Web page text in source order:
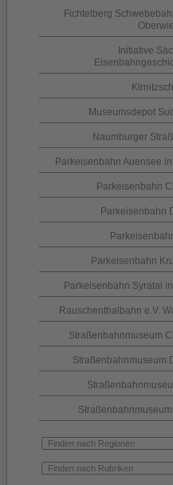
Fichtelberg
Initiative
Museumsdepot
Naumburger
Parkeisenbahn Auensee
Parkeisenbahn
Parkeisenbahn
Parkeisenbahn
Parkeisenbahn Syratal
Rauschenthalbahn e.V.
Straßenbahnmuseum
Straßenbahnmuseum